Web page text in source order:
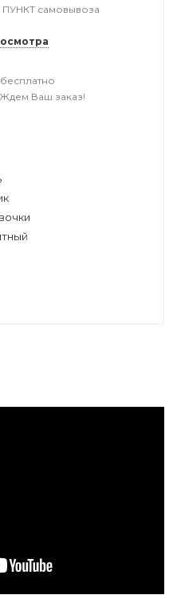
ПУНКТ самовывоза
Ждем Ваш заказ!